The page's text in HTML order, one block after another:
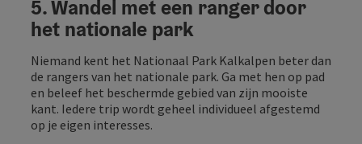
5. Wandel met een ranger door
het nationale park
Niemand kent het Nationaal Park Kalkalpen beter dan
de rangers van het nationale park. Ga met hen op pad
en beleef het beschermde gebied van zijn mooiste
kant. Iedere trip wordt geheel individueel afgestemd
op je eigen interesses.